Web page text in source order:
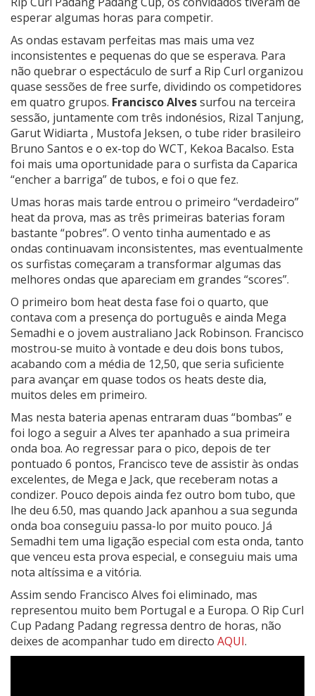
esperar algumas horas para competir.
As ondas estavam perfeitas mas mais uma vez
inconsistentes e pequenas do que se esperava. Para
não quebrar o espectáculo de surf a Rip Curl organizou
quase sessões de free surfe, dividindo os competidores
em quatro grupos. Francisco Alvessurfou na terceira
sessão, juntamente com três indonésios, Rizal Tanjung,
Garut Widiarta , Mustofa Jeksen, o tube rider brasileiro
Bruno Santos e o ex-top do WCT, Kekoa Bacalso. Esta
foi mais uma oportunidade para o surfista da Caparica
“encher a barriga” de tubos, e foi o que fez.
Umas horas mais tarde entrou o primeiro “verdadeiro”
heat da prova, mas as três primeiras baterias foram
bastante “pobres”. O vento tinha aumentado e as
ondas continuavam inconsistentes, mas eventualmente
os surfistas começaram a transformar algumas das
melhores ondas que apareciam em grandes “scores”.
O primeiro bom heat desta fase foi o quarto, que
contava com a presença do português e ainda Mega
Semadhi e o jovem australiano Jack Robinson. Francisco
mostrou-se muito à vontade e deu dois bons tubos,
acabando com a média de 12,50, que seria suficiente
para avançar em quase todos os heats deste dia,
muitos deles em primeiro.
Mas nesta bateria apenas entraram duas “bombas” e
foi logo a seguir a Alves ter apanhado a sua primeira
onda boa. Ao regressar para o pico, depois de ter
pontuado 6 pontos, Francisco teve de assistir às ondas
excelentes, de Mega e Jack, que receberam notas a
condizer. Pouco depois ainda fez outro bom tubo, que
lhe deu 6.50, mas quando Jack apanhou a sua segunda
onda boa conseguiu passa-lo por muito pouco. Já
Semadhi tem uma ligação especial com esta onda, tanto
que venceu esta prova especial, e conseguiu mais uma
nota altíssima e a vitória.
Assim sendo Francisco Alves foi eliminado, mas
representou muito bem Portugal e a Europa. O Rip Curl
Cup Padang Padang regressa dentro de horas, não
deixes de acompanhar tudo em directo AQUI.